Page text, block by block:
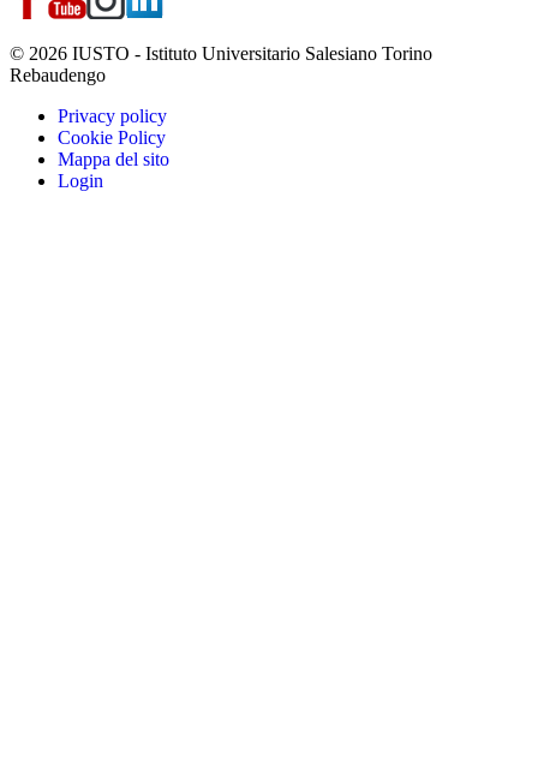
© 2026 IUSTO - Istituto Universitario Salesiano Torino
Rebaudengo
Privacy policy
Cookie Policy
Mappa del sito
Login